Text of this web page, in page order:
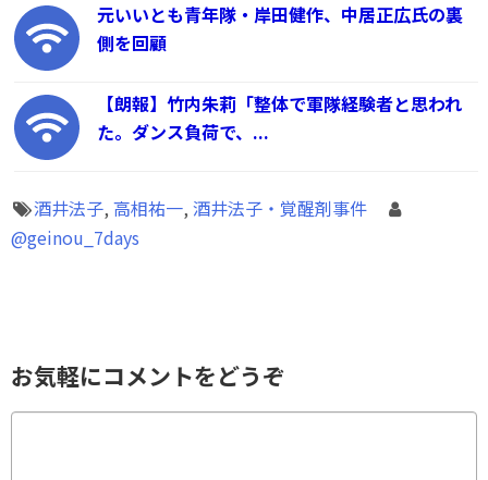
元いいとも青年隊・岸田健作、中居正広氏の裏
側を回顧
【朗報】竹内朱莉「整体で軍隊経験者と思われ
た。ダンス負荷で、...
酒井法子, 高相祐一, 酒井法子・覚醒剤事件
@geinou_7days
お気軽にコメントをどうぞ